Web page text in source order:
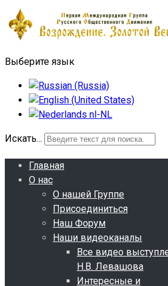
Выберите язык
Искать...
Главная
О нас
О нашей Группе
Присоединиться
Наш Форум
Наши видеоканалы
Все видео
Н.В. Левашова
Интересные и